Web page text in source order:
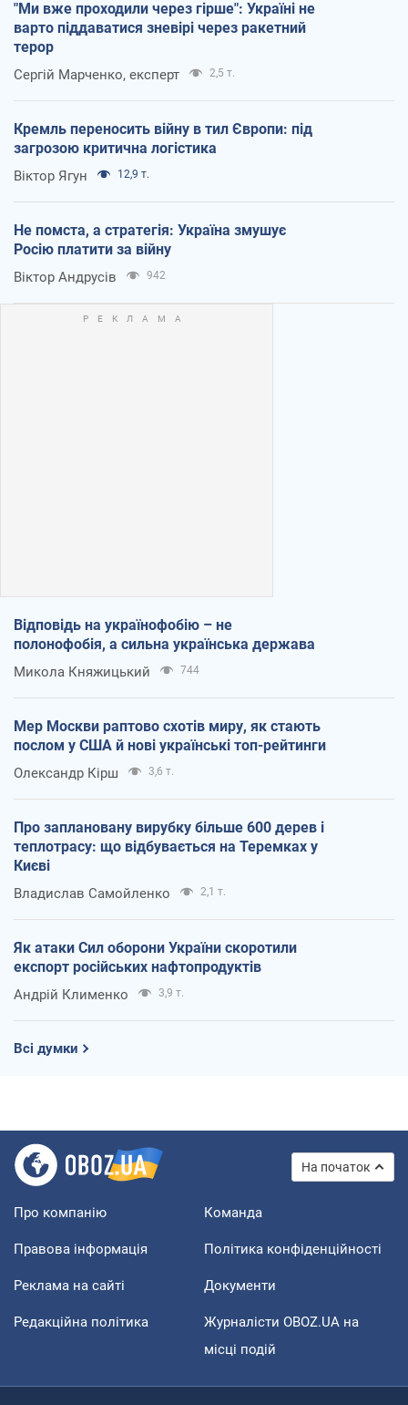
"Ми вже проходили через гірше": Україні не
варто піддаватися зневірі через ракетний
терор
Сергій Марченко, експерт 2,5 т.
Кремль переносить війну в тил Європи: під
загрозою критична логістика
Віктор Ягун 12,9 т.
Не помста, а стратегія: Україна змушує
Росію платити за війну
Віктор Андрусів 942
Відповідь на українофобію – не
полонофобія, а сильна українська держава
Микола Княжицький 744
Мер Москви раптово схотів миру, як стають
послом у США й нові українські топ-рейтинги
Олександр Кірш 3,6 т.
Про заплановану вирубку більше 600 дерев і
теплотрасу: що відбувається на Теремках у
Києві
Владислав Самойленко 2,1 т.
Як атаки Сил оборони України скоротили
експорт російських нафтопродуктів
Андрій Клименко 3,9 т.
Всі думки
На початок
Про компанію Команда
Правова інформація Політика конфіденційності
Реклама на сайті Документи
Редакційна політика
Журналісти OBOZ.UA на
місці подій